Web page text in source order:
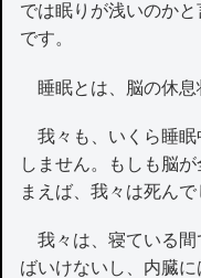
では眠りが浅いのか
です。
睡眠とは、脳の休息
我々も、いくら睡眠
しません。もしも脳
まえば、我々は死んで
我々は、寝ている間
ばいけないし、内臓